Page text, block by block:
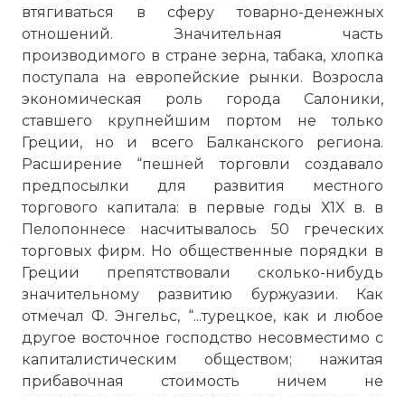
втягиваться в сферу товарно-денежных
отношений. Значительная часть
производимого в стране зерна, табака, хлопка
поступала на европейские рынки. Возросла
экономическая роль города Салоники,
ставшего крупнейшим портом не только
Греции, но и всего Балканского региона.
Расширение “пешней торговли создавало
предпосылки для развития местного
торгового капитала: в первые годы Х1Х в. в
Пелопоннесе насчитывалось 50 греческих
торговых фирм. Но общественные порядки в
Греции препятствовали сколько-нибудь
значительному развитию буржуазии. Как
отмечал Ф. Энгельс, “...турецкое, как и любое
другое восточное господство несовместимо с
капиталистическим обществом; нажитая
прибавочная стоимость ничем не